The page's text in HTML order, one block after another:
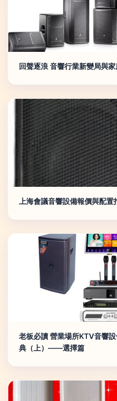
回聲逐浪 音響行業新變局與
上海會議音響設備報價與配置
老板必讀 營業場所KTV音響
典（上）——選擇篇